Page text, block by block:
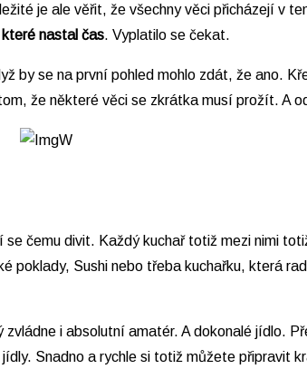
je ale věřit, že všechny věci přicházejí v
nastal čas. Vyplatilo se čekat.
by se na první pohled mohlo zdát, že ano.
že některé věci se zkrátka musí prožít. A
čemu divit. Každý kuchař totiž mezi nimi
Sushi nebo třeba kuchařku, která
i absolutní amatér. A dokonalé jídlo.
Snadno a rychle si totiž můžete připravit